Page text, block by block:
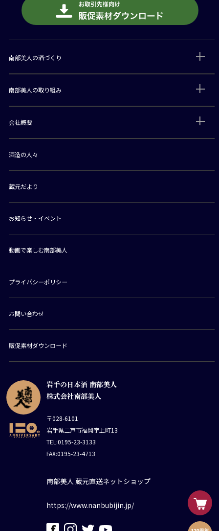
岩手の日本酒 南部美人
株式会社南部美人
〒028-6101
岩手県二戸市福岡字上町13
TEL:0195-23-3133
FAX:0195-23-4713
南部美人 蔵元直送ネットショップ
https://www.nanbubijin.jp/
南部美人の酒づくり
南部美人の取り組み
会社概要
酒造の人々
蔵元だより
お知らせ・イベント
動画で楽しむ南部美人
プライバシーポリシー
お問い合わせ
販促素材ダウンロード